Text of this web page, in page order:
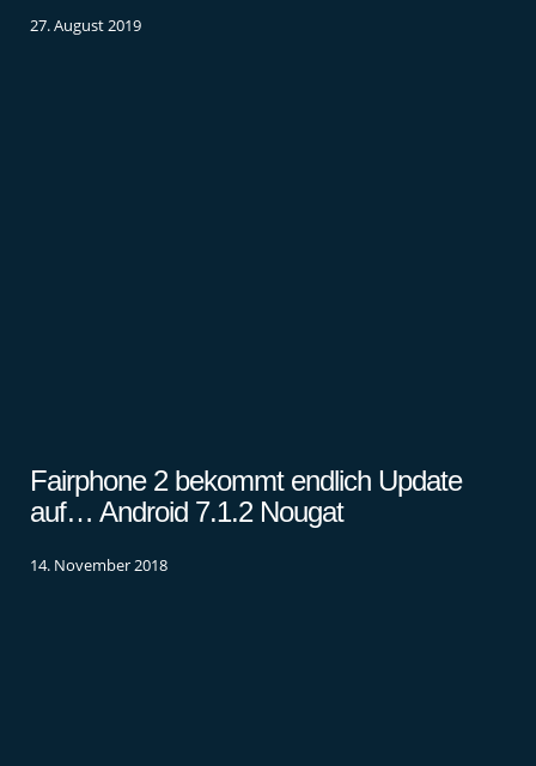
27. August 2019
Fairphone 2 bekommt endlich Update
auf… Android 7.1.2 Nougat
14. November 2018